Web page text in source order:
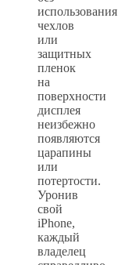
использования
чехлов
или
защитных
пленок
на
поверхности
дисплея
неизбежно
появляются
царапины
или
потертости.
Уронив
свой
iPhone,
каждый
владелец